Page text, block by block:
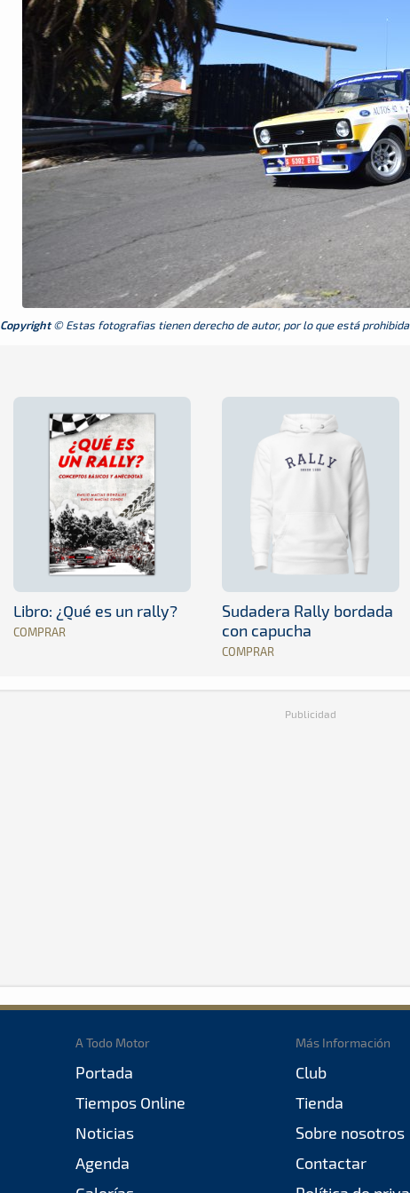
Copyright© Estas fotografias tienen derecho de autor, por lo que está
Libro: ¿Qué es un rally?
COMPRAR
Sudadera Rally bordada
con capucha
COMPRAR
Publicidad
A Todo Motor
Portada
Tiempos Online
Noticias
Agenda
Más Información
Club
Tienda
Sobre nosotros
Contactar